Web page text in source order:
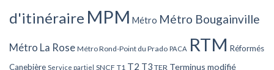
d'itinéraire MPM Métro Métro Bougainville
Métro La Rose Métro Rond-Point du Prado PACA RTM Réformés
Canebière Service partiel SNCF T1 T2 T3 TER Terminus modifié